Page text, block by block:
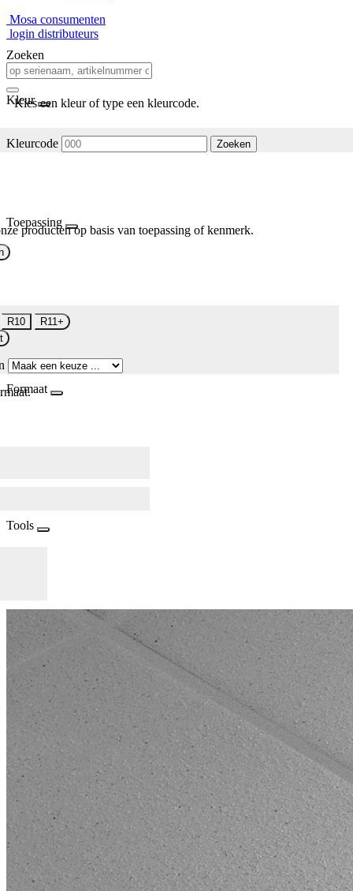
Mosa consumenten
login distributeurs
Zoeken
Kleur
Kies een kleur of type een kleurcode.
Kleurcode Zoeken
Toepassing
producten op basis van toepassing of kenmerk.
R10
R11+
Formaat
Tools